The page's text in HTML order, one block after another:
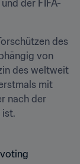
der FIFA-
des
von
des weltweit
mit
nach der
ist.